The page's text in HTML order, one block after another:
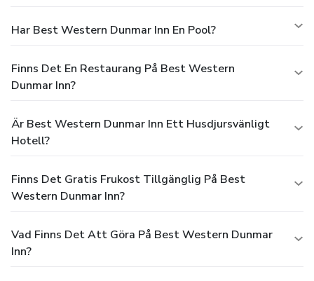
Har Best Western Dunmar Inn En Pool?
Finns Det En Restaurang På Best Western
Dunmar Inn?
Är Best Western Dunmar Inn Ett Husdjursvänligt
Hotell?
Finns Det Gratis Frukost Tillgänglig På Best
Western Dunmar Inn?
Vad Finns Det Att Göra På Best Western Dunmar
Inn?